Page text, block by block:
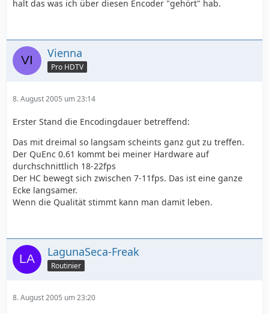
halt das was ich über diesen Encoder "gehört" hab.
Vienna
Pro HDTV
8. August 2005 um 23:14
Erster Stand die Encodingdauer betreffend:
Das mit dreimal so langsam scheints ganz gut zu treffen.
Der QuEnc 0.61 kommt bei meiner Hardware auf
durchschnittlich 18-22fps
Der HC bewegt sich zwischen 7-11fps. Das ist eine ganze
Ecke langsamer.
Wenn die Qualität stimmt kann man damit leben.
LagunaSeca-Freak
Routinier
8. August 2005 um 23:20